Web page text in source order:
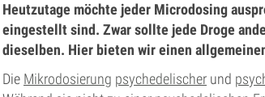
Heutzutage möchte jeder Microdosing
eingestellt sind. Zwar sollte jede Droge
dieselben. Hier bieten wir einen
Die Mikrodosierung psychedelischer und